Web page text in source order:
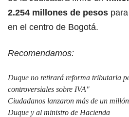
2.254 millones de pesos
en el centro de Bogotá.
Recomendamos:
Duque no retirará reforma tributaria
controversiales sobre IVA"
Ciudadanos lanzaron más de un
Duque y al ministro de Hacienda